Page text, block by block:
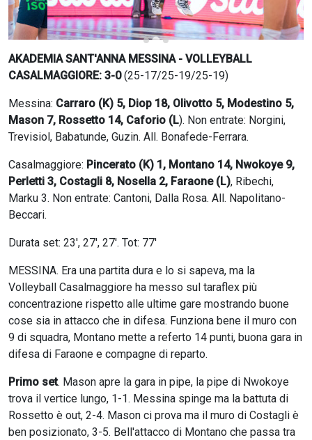
AKADEMIA SANT'ANNA MESSINA - VOLLEYBALL
CASALMAGGIORE: 3-0(25-17/25-19/25-19)
Messina: Carraro (K) 5, Diop 18, Olivotto 5, Modestino 5,
Mason 7, Rossetto 14, Caforio (L). Non entrate: Norgini,
Trevisiol, Babatunde, Guzin. All. Bonafede-Ferrara.
Casalmaggiore: Pincerato (K) 1, Montano 14, Nwokoye 9,
Perletti 3, Costagli 8, Nosella 2, Faraone (L), Ribechi,
Marku 3. Non entrate: Cantoni, Dalla Rosa. All. Napolitano-
Beccari.
Durata set: 23', 27', 27'. Tot: 77'
MESSINA. Era una partita dura e lo si sapeva, ma la
Volleyball Casalmaggiore ha messo sul taraflex più
concentrazione rispetto alle ultime gare mostrando buone
cose sia in attacco che in difesa. Funziona bene il muro con
9 di squadra, Montano mette a referto 14 punti, buona gara in
difesa di Faraone e compagne di reparto.
Primo set. Mason apre la gara in pipe, la pipe di Nwokoye
trova il vertice lungo, 1-1. Messina spinge ma la battuta di
Rossetto è out, 2-4. Mason ci prova ma il muro di Costagli è
ben posizionato, 3-5. Bell'attacco di Montano che passa tra